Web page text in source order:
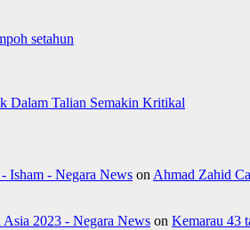
setahun
Dalam Talian Semakin Kritikal
Isham - Negara News onAhmad Zahid
2023 - Negara News on Kemarau 43